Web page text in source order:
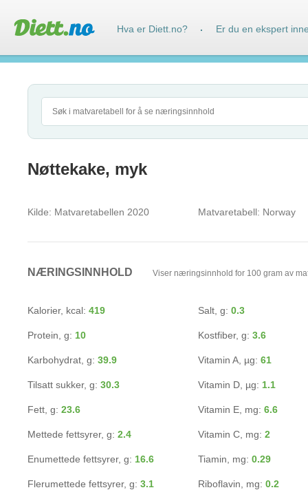
Nøttekake, myk
Kilde: Matvaretabellen 2020 Matvaretabell: Norway
NÆRINGSINNHOLD Viser næringsinnhold for 100 gram av
Kalorier, kcal: 419
Protein, g: 10
Karbohydrat, g: 39.9
Tilsatt sukker, g: 30.3
Fett, g: 23.6
Mettede fettsyrer, g: 2.4
Enumettede fettsyrer, g: 16.6
Flerumettede fettsyrer, g: 3.1
Salt, g: 0.3
Kostfiber, g: 3.6
Vitamin A, µg: 61
Vitamin D, µg: 1.1
Vitamin E, mg: 6.6
Vitamin C, mg: 2
Tiamin, mg: 0.29
Riboflavin, mg: 0.2
Hva er Diett.no? · Er du en ekspert